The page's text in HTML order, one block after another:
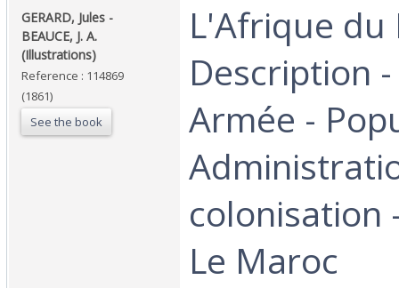
‎GERARD, Jules -
BEAUCE, J. A.
(Illustrations)‎
Reference : 114869
(1861)
See the book
‎L'Afrique du
Description
Armée -
colonisation
Le Maroc‎